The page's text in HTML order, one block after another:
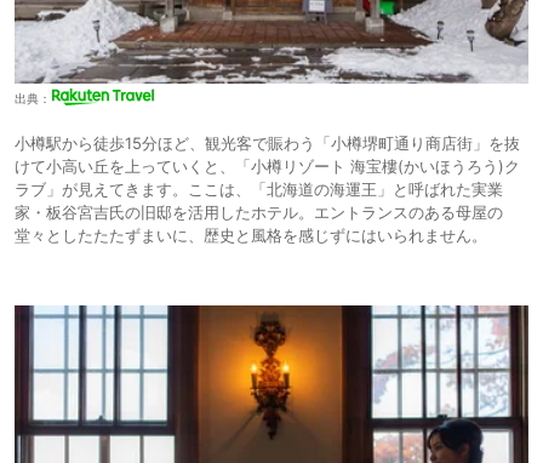
出典：
小樽駅から徒歩15分ほど、観光客で賑わう「小樽堺町通り商店街」を抜
けて小高い丘を上っていくと、「小樽リゾート 海宝樓(かいほうろう)ク
ラブ」が見えてきます。ここは、「北海道の海運王」と呼ばれた実業
家・板谷宮吉氏の旧邸を活用したホテル。エントランスのある母屋の
堂々としたたたずまいに、歴史と風格を感じずにはいられません。